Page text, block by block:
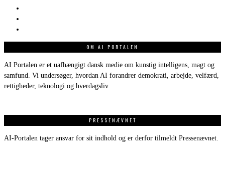
OM AI PORTALEN
AI Portalen er et uafhængigt dansk medie om kunstig intelligens, magt og
samfund. Vi undersøger, hvordan AI forandrer demokrati, arbejde, velfærd,
rettigheder, teknologi og hverdagsliv.
PRESSENÆVNET
AI-Portalen tager ansvar for sit indhold og er derfor tilmeldt Pressenævnet.